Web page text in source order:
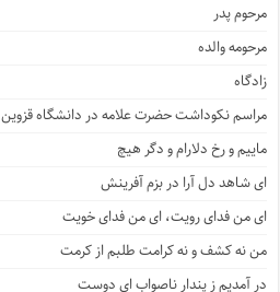
مرحوم پدر
مرحومه والده
زادگاه
مراسم نکوداشت حضرت علامه در دانشگاه قزوین
ماییم و رخ دلارام و دگر هیچ
ای شاهد دل آرا در بزم آفرینش
ای من فدای رویت، ای من فدای خویت
من نه کشف و نه کرامت طلبم از کرمت
در آمدیم ز پندار ناصواب ای دوست